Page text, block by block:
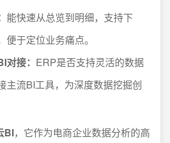
能快速从总览到明细，支持下
于定位业务痛点。
接： ERP是否支持灵活的数据
主流BI工具，为深度数据挖掘创
BI，它作为电商企业数据分析的高